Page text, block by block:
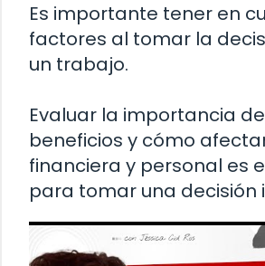
Es importante tener en
factores al tomar la
un trabajo.
Evaluar la importancia
beneficios y cómo
financiera y personal es
para tomar una decisión